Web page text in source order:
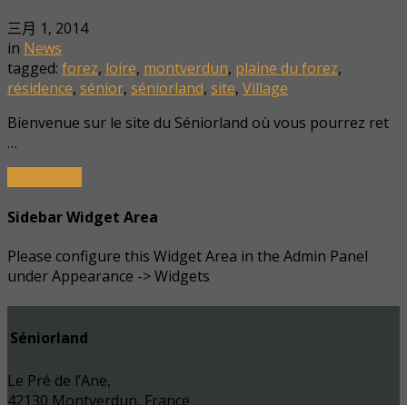
三月 1, 2014
in News
tagged: forez, loire, montverdun, plaine du forez,
résidence, sénior, séniorland, site, Village
Bienvenue sur le site du Séniorland où vous pourrez ret
…
Sidebar Widget Area
Please configure this Widget Area in the Admin Panel
under Appearance -> Widgets
Séniorland
Le Pré de l’Ane,
42130 Montverdun, France